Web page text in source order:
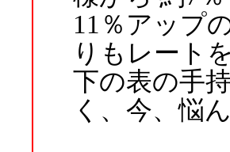
11％アップ
りもレート
下の表の手
く、今、悩